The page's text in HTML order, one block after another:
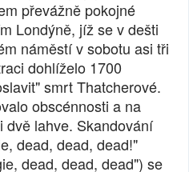
převážně pokojné
Londýně, jíž se v dešti
náměstí v sobotu asi tři
dohlíželo 1700
smrt Thatcherové.
obscénnosti a na
dvě lahve. Skandování
dead, dead, dead!"
dead, dead, dead") se